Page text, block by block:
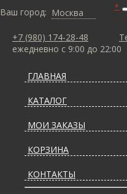
Ваш город: Москва
+7 (980) 174-28-48
ежедневно с 9:00 до 22:00
+
ГЛАВНАЯ
КАТАЛОГ
МОИ ЗАКАЗЫ
КОРЗИНА
КОНТАКТЫ